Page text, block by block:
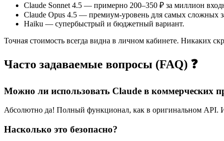
Claude Sonnet 4.5 — примерно 200–350 ₽ за миллион
Claude Opus 4.5 — премиум-уровень для самых сложных
Haiku — супербыстрый и бюджетный вариант.
Точная стоимость всегда видна в личном кабинете. Никаких
Часто задаваемые вопросы (FAQ) ❓
Можно ли использовать Claude в коммерческих
Абсолютно да! Полный функционал, как в оригинальном API.
Насколько это безопасно?